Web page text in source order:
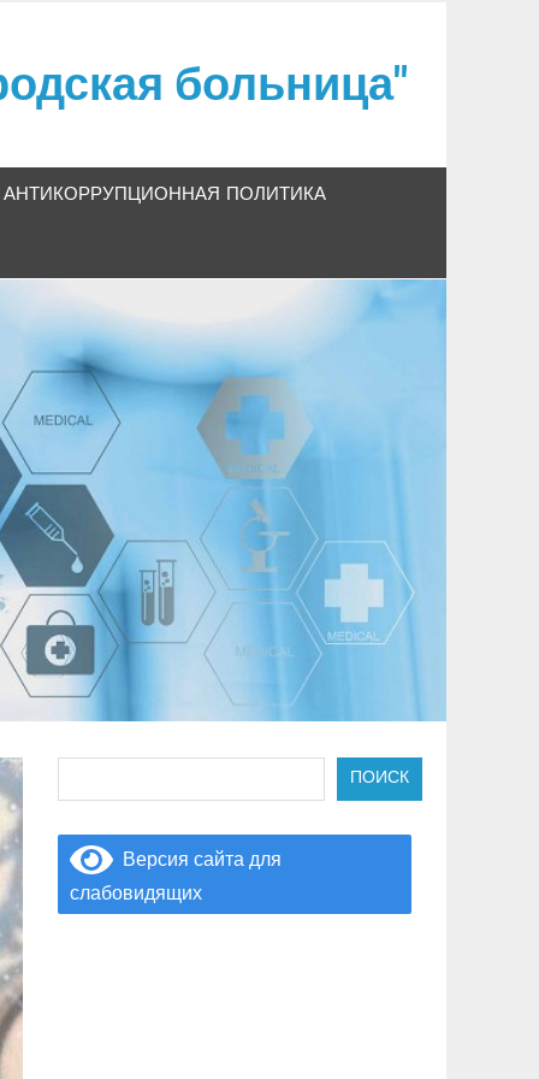
больница"
АНТИКОРРУПЦИОННАЯ ПОЛИТИКА
ПОИСК
Версия сайта для
слабовидящих